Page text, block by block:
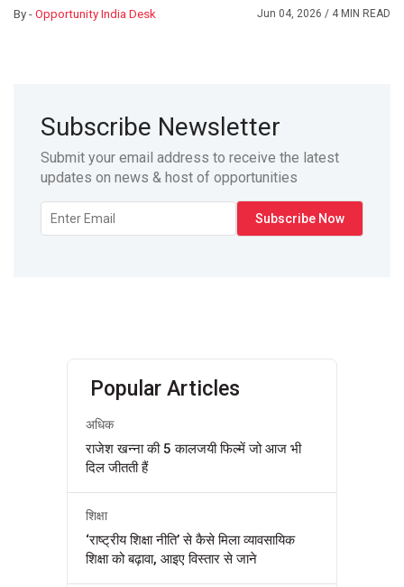
By -Opportunity India Desk Jun 04, 2026 / 4 MIN READ
Subscribe Newsletter
Submit your email address to receive the latest
updates on news & host of opportunities
Popular Articles
अधिक
राजेश खन्ना की 5 कालजयी फिल्में जो आज भी
दिल जीतती हैं
शिक्षा
‘राष्ट्रीय शिक्षा नीति’ से कैसे मिला व्यावसायिक
शिक्षा को बढ़ावा, आइए विस्तार से जाने